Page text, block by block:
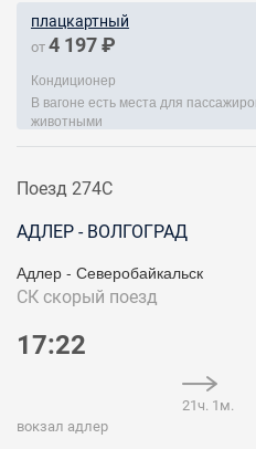
плацкартный
от 4 197 ₽
Кондиционер
В вагоне есть места для
животными
Поезд 274С
АДЛЕР - ВОЛГОГРАД
Адлер - Северобайкальск
СК скорый поезд
17:22
вокзал адлер
21ч. 1м.